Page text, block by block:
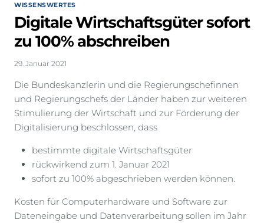
WISSENSWERTES
Digitale Wirtschaftsgüter sofort
zu 100% abschreiben
29. Januar 2021
Die Bundeskanzlerin und die Regierungschefinnen
und Regierungschefs der Länder haben zur weiteren
Stimulierung der Wirtschaft und zur Förderung der
Digitalisierung beschlossen, dass
bestimmte digitale Wirtschaftsgüter
rückwirkend zum 1. Januar 2021
sofort zu 100% abgeschrieben werden können.
Kosten für Computerhardware und Software zur
Dateneingabe und Datenverarbeitung sollen im Jahr